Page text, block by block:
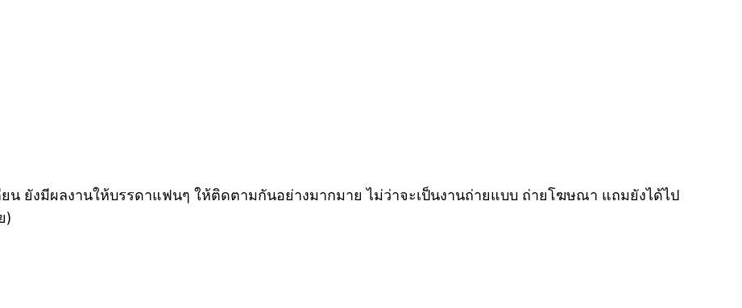
น ยังมีผลงานให้บรรดาแฟนๆ ให้ติดตามกันอย่างมากมาย ไม่ว่าจะเป็นงานถ่ายแบบ ถ่ายโฆษณา แถมยังได้ไป
)